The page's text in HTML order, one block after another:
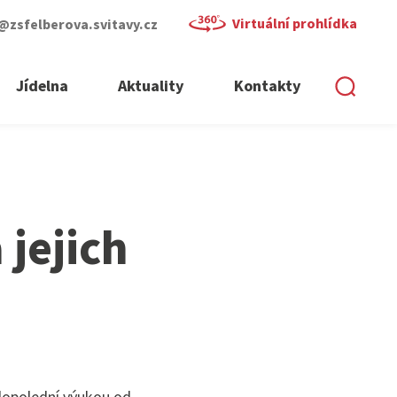
Jídelna Aktuality Kontakty
Virtuální prohlídka
jejich